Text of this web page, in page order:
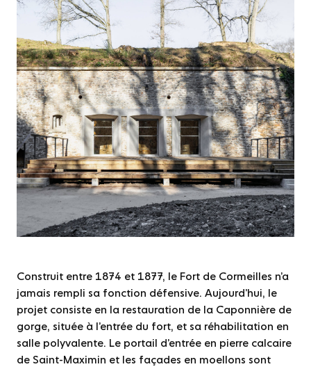
Construit entre 1874 et 1877, le Fort de Cormeilles n’a
jamais rempli sa fonction défensive. Aujourd’hui, le
projet consiste en la restauration de la Caponnière de
gorge, située à l’entrée du fort, et sa réhabilitation en
salle polyvalente. Le portail d’entrée en pierre calcaire
de Saint-Maximin et les façades en moellons sont